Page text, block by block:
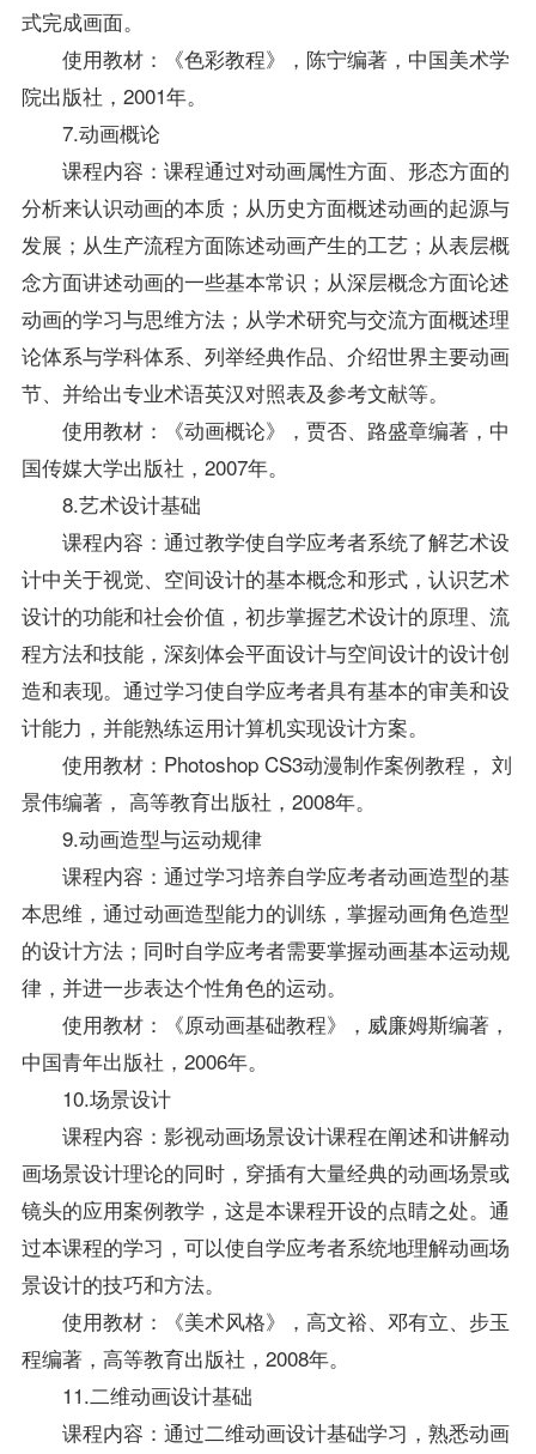
式完成画面。
使用教材：《色彩教程》，陈宁编著，中国美术学
院出版社，2001年。
7.动画概论
课程内容：课程通过对动画属性方面、形态方面的
分析来认识动画的本质；从历史方面概述动画的起源与
发展；从生产流程方面陈述动画产生的工艺；从表层概
念方面讲述动画的一些基本常识；从深层概念方面论述
动画的学习与思维方法；从学术研究与交流方面概述理
论体系与学科体系、列举经典作品、介绍世界主要动画
节、并给出专业术语英汉对照表及参考文献等。
使用教材：《动画概论》，贾否、路盛章编著，中
国传媒大学出版社，2007年。
8.艺术设计基础
课程内容：通过教学使自学应考者系统了解艺术设
计中关于视觉、空间设计的基本概念和形式，认识艺术
设计的功能和社会价值，初步掌握艺术设计的原理、流
程方法和技能，深刻体会平面设计与空间设计的设计创
造和表现。通过学习使自学应考者具有基本的审美和设
计能力，并能熟练运用计算机实现设计方案。
使用教材：Photoshop CS3动漫制作案例教程， 刘
景伟编著， 高等教育出版社，2008年。
9.动画造型与运动规律
课程内容：通过学习培养自学应考者动画造型的基
本思维，通过动画造型能力的训练，掌握动画角色造型
的设计方法；同时自学应考者需要掌握动画基本运动规
律，并进一步表达个性角色的运动。
使用教材：《原动画基础教程》，威廉姆斯编著，
中国青年出版社，2006年。
10.场景设计
课程内容：影视动画场景设计课程在阐述和讲解动
画场景设计理论的同时，穿插有大量经典的动画场景或
镜头的应用案例教学，这是本课程开设的点睛之处。通
过本课程的学习，可以使自学应考者系统地理解动画场
景设计的技巧和方法。
使用教材：《美术风格》，高文裕、邓有立、步玉
程编著，高等教育出版社，2008年。
11.二维动画设计基础
课程内容：通过二维动画设计基础学习，熟悉动画